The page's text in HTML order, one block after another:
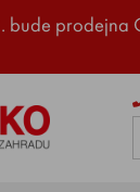
bude prodejna